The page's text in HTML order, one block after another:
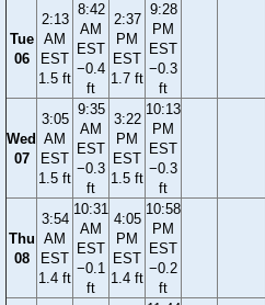
Tue
06
2:13
AM
EST
1.5 ft
8:42
AM
EST
−0.4
ft
2:37
PM
EST
1.7 ft
9:28
PM
EST
−0.3
ft
Wed
07
3:05
AM
EST
1.5 ft
9:35
AM
EST
−0.3
ft
3:22
PM
EST
1.5 ft
10:13
PM
EST
−0.3
ft
Thu
08
3:54
AM
EST
1.4 ft
10:31
AM
EST
−0.1
ft
4:05
PM
EST
1.4 ft
10:58
PM
EST
−0.2
ft